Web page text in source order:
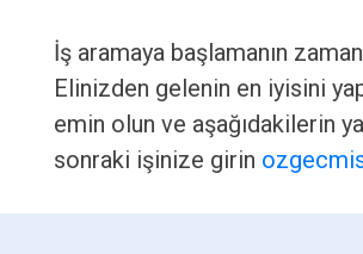
İş aramaya başlamanın
Elinizden gelenin en iyisini
emin olun ve aşağıdakilerin
sonraki işinize girin